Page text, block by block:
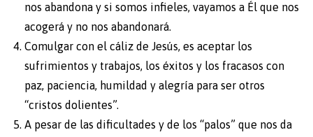
nos abandona y si somos infieles, vayamos a Él que nos
acogerá y no nos abandonará.
Comulgar con el cáliz de Jesús, es aceptar los
sufrimientos y trabajos, los éxitos y los fracasos con
paz, paciencia, humildad y alegría para ser otros
“cristos dolientes”.
A pesar de las dificultades y de los “palos” que nos da